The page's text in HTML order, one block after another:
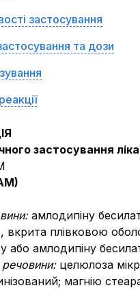
застосування
та дози
застосування
амлодипіну
вкрита плівковою
або амлодипіну
целюлоза
магнію